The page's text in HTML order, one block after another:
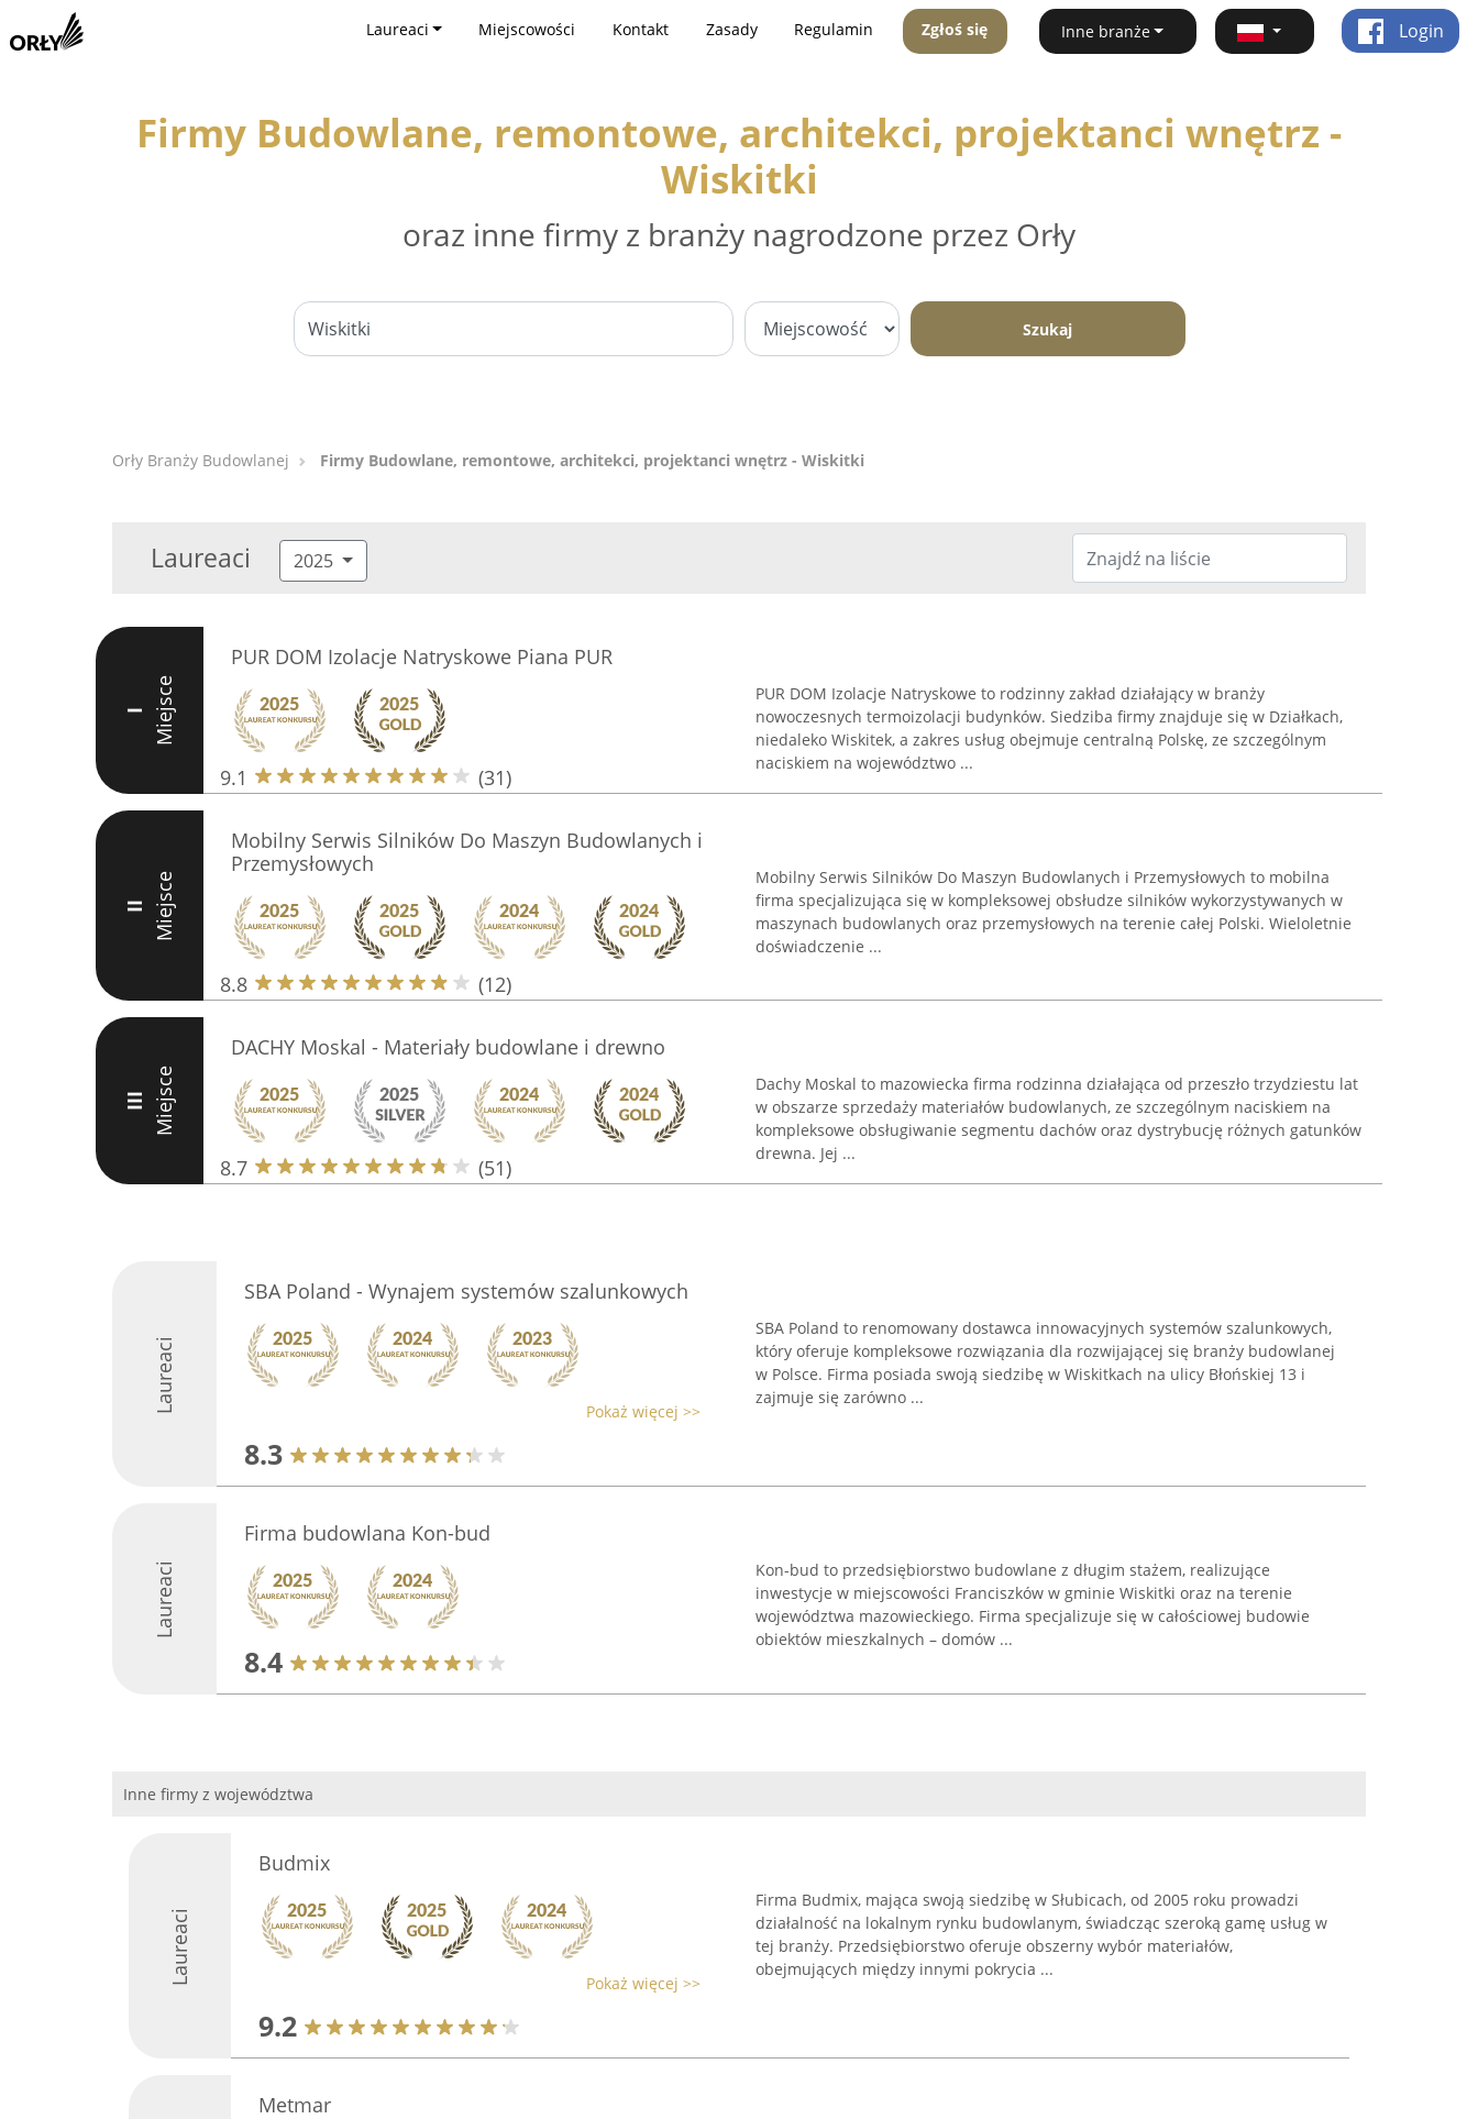
Laureaci Miejscowości Kontakt Zasady Regulamin Zgłoś się Inne branże Login
Firmy Budowlane, remontowe, architekci, projektanci wnętrz -
Wiskitki
oraz inne firmy z branży nagrodzone przez Orły
Szukaj
Orły Branży Budowlanej Firmy Budowlane, remontowe, architekci, projektanci wnętrz - Wiskitki
Laureaci 2025
I Miejsce
PUR DOM Izolacje Natryskowe Piana PUR
9.1 (31)
PUR DOM Izolacje Natryskowe to rodzinny zakład działający w branży
nowoczesnych termoizolacji budynków. Siedziba firmy znajduje się w Działkach,
niedaleko Wiskitek, a zakres usług obejmuje centralną Polskę, ze szczególnym
naciskiem na województwo ...
II Miejsce
Mobilny Serwis Silników Do Maszyn Budowlanych i
Przemysłowych
8.8 (12)
Mobilny Serwis Silników Do Maszyn Budowlanych i Przemysłowych to mobilna
firma specjalizująca się w kompleksowej obsłudze silników wykorzystywanych w
maszynach budowlanych oraz przemysłowych na terenie całej Polski. Wieloletnie
doświadczenie ...
III Miejsce
DACHY Moskal - Materiały budowlane i drewno
8.7 (51)
Dachy Moskal to mazowiecka firma rodzinna działająca od przeszło trzydziestu lat
w obszarze sprzedaży materiałów budowlanych, ze szczególnym naciskiem na
kompleksowe obsługiwanie segmentu dachów oraz dystrybucję różnych gatunków
drewna. Jej ...
Laureaci
SBA Poland - Wynajem systemów szalunkowych
Pokaż więcej >>
8.3
SBA Poland to renomowany dostawca innowacyjnych systemów szalunkowych,
który oferuje kompleksowe rozwiązania dla rozwijającej się branży budowlanej
w Polsce. Firma posiada swoją siedzibę w Wiskitkach na ulicy Błońskiej 13 i
zajmuje się zarówno ...
Laureaci
Firma budowlana Kon-bud
8.4
Kon-bud to przedsiębiorstwo budowlane z długim stażem, realizujące
inwestycje w miejscowości Franciszków w gminie Wiskitki oraz na terenie
województwa mazowieckiego. Firma specjalizuje się w całościowej budowie
obiektów mieszkalnych – domów ...
Inne firmy z województwa
Laureaci
Budmix
Pokaż więcej >>
9.2
Firma Budmix, mająca swoją siedzibę w Słubicach, od 2005 roku prowadzi
działalność na lokalnym rynku budowlanym, świadcząc szeroką gamę usług w
tej branży. Przedsiębiorstwo oferuje obszerny wybór materiałów,
obejmujących między innymi pokrycia ...
Metmar